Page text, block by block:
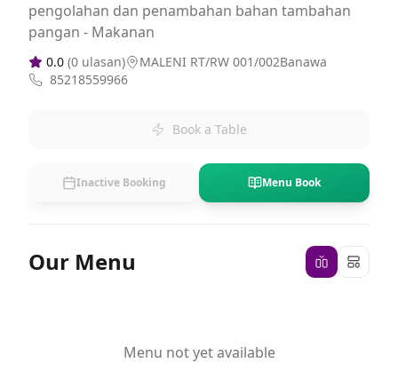
pengolahan dan penambahan bahan tambahan
pangan - Makanan
0.0 (0 ulasan)
MALENI RT/RW 001/002Banawa
85218559966
Book a Table
Inactive Booking Menu Book
Our Menu
Menu not yet available